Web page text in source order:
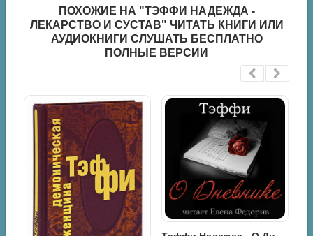
ПОХОЖИЕ НА "ТЭФФИ НАДЕЖДА -
ЛЕКАРСТВО И СУСТАВ" ЧИТАТЬ КНИГИ ИЛИ
АУДИОКНИГИ СЛУШАТЬ БЕСПЛАТНО
ПОЛНЫЕ ВЕРСИИ